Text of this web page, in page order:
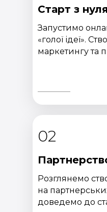
Старт з нуля
02
Запустимо
«голої ідеї».
маркетингу та
Розглянемо
на
доведемо до